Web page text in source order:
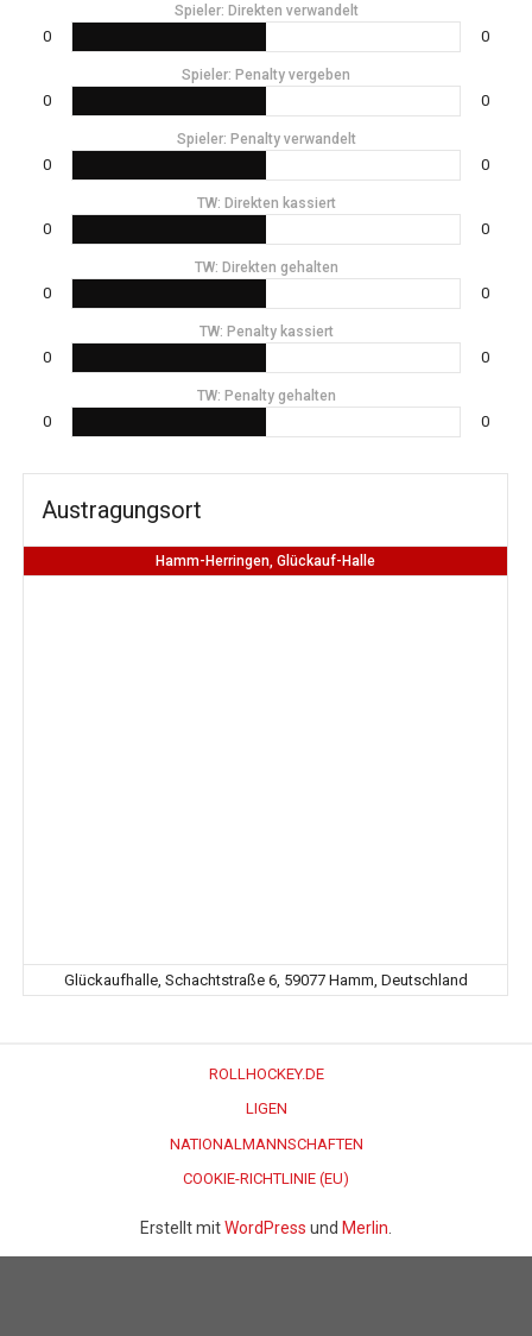
Spieler: Direkten verwandelt
0 0
Spieler: Penalty vergeben
0 0
Spieler: Penalty verwandelt
0 0
TW: Direkten kassiert
0 0
TW: Direkten gehalten
0 0
TW: Penalty kassiert
0 0
TW: Penalty gehalten
0 0
Austragungsort
Hamm-Herringen, Glückauf-Halle
Glückaufhalle, Schachtstraße 6, 59077 Hamm, Deutschland
ROLLHOCKEY.DE
LIGEN
NATIONALMANNSCHAFTEN
COOKIE-RICHTLINIE (EU)
Erstellt mitWordPress und Merlin.